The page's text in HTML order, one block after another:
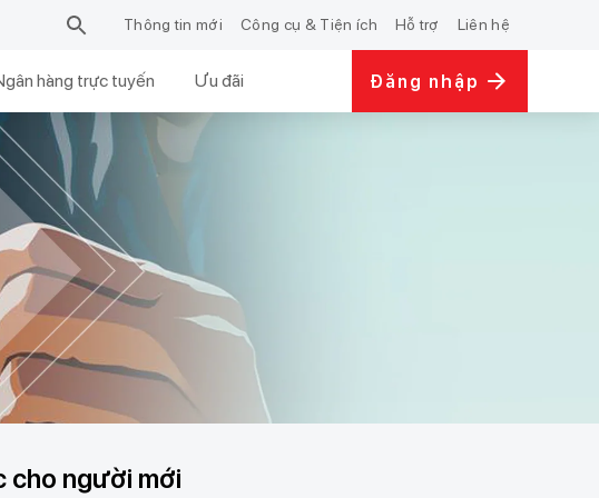
Thông tin mới Công cụ & Tiện ích Hỗ trợ Liên hệ
hàng trực tuyến Ưu đãi Đăng nhập
cho người mới